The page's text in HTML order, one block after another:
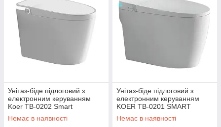
Унітаз-біде підлоговий з
електронним керуванням
Koer TB-0202 Smart
680x405x455mm з
вбудованим бачком (KR6072)
Немає в наявності
Унітаз-біде підлоговий з
електронним керуванням
KOER TB-0201 SMART
675x400x450mm з
вбудованим бачком (KR6071)
Немає в наявності